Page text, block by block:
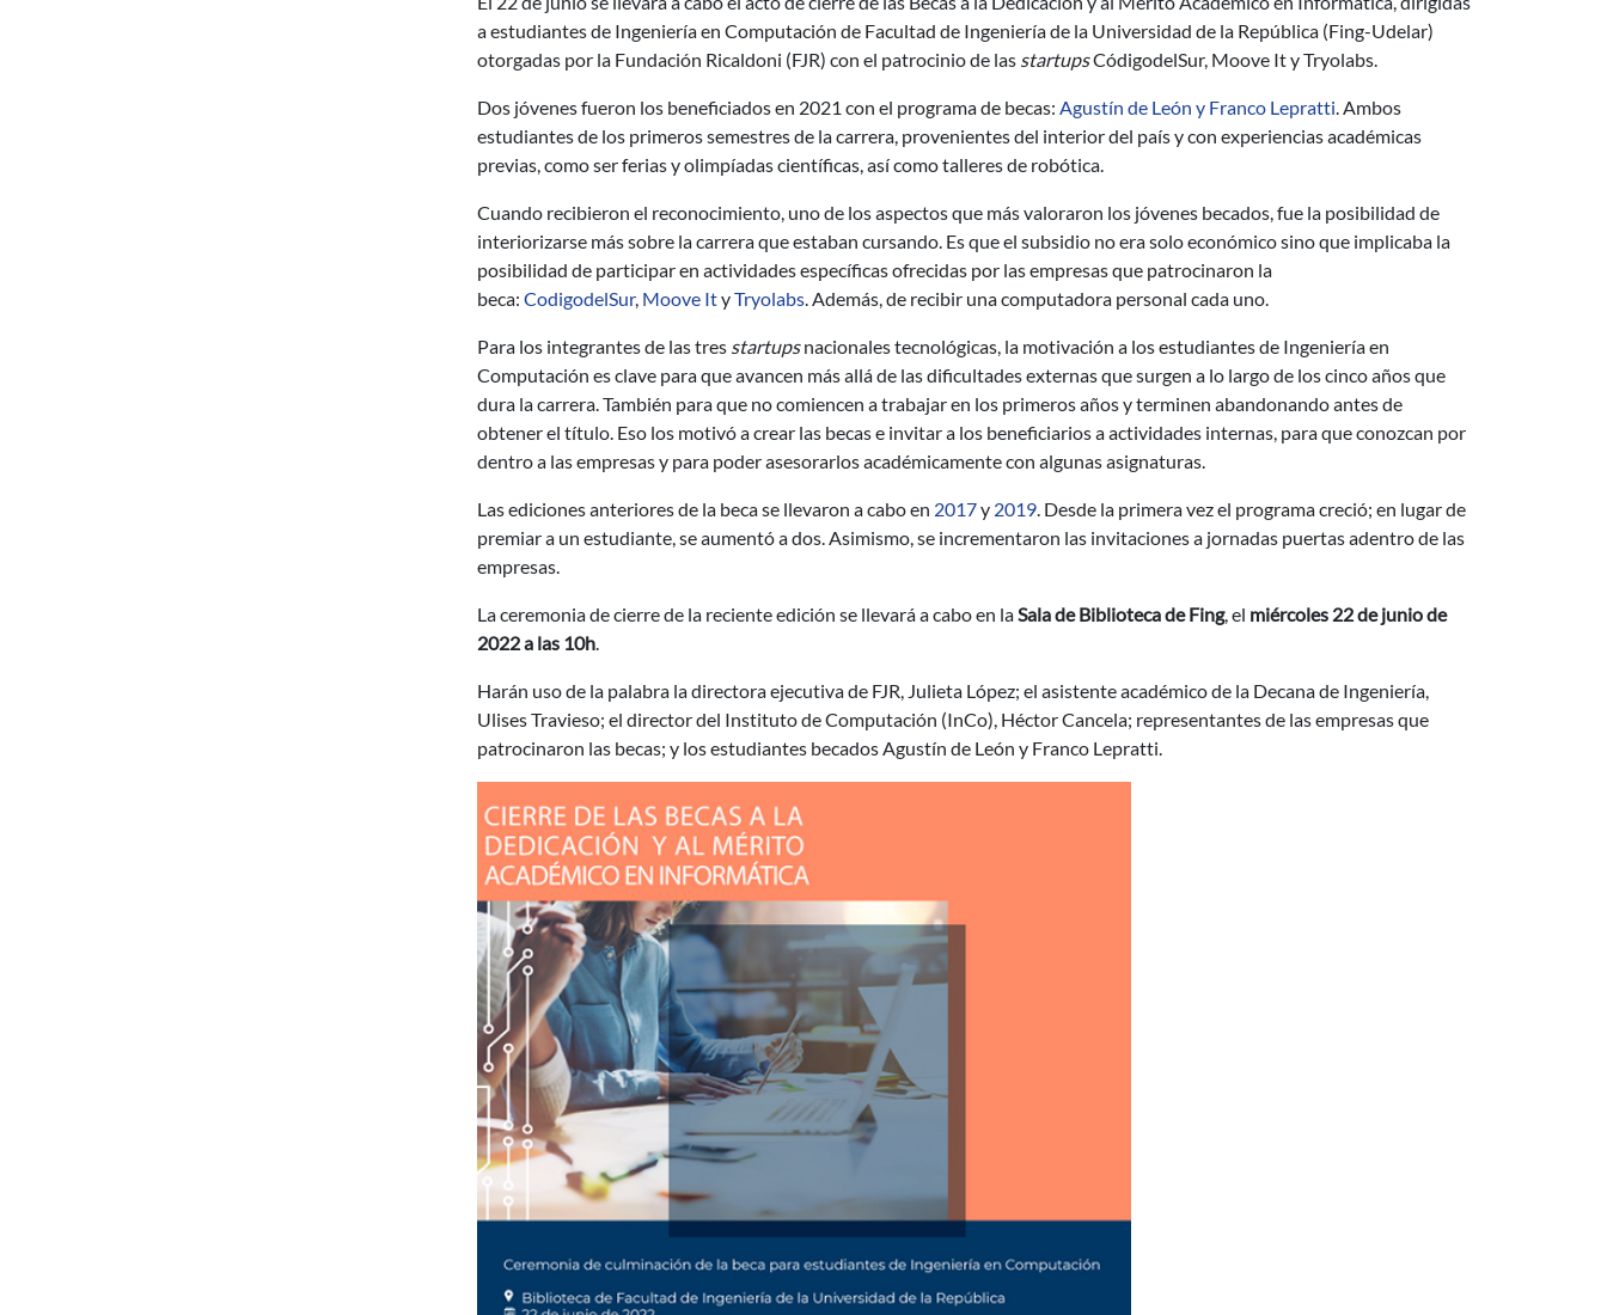
a estudiantes de Ingeniería en Computación de Facultad de Ingeniería de la Universidad de la República (Fing-Udelar)
otorgadas por la Fundación Ricaldoni (FJR) con el patrocinio de las startupsCódigodelSur, Moove It y Tryolabs.
Dos jóvenes fueron los beneficiados en 2021 con el programa de becas: Agustín de León y Franco Lepratti. Ambos
estudiantes de los primeros semestres de la carrera, provenientes del interior del país y con experiencias académicas
previas, como ser ferias y olimpíadas científicas, así como talleres de robótica.
Cuando recibieron el reconocimiento, uno de los aspectos que más valoraron los jóvenes becados, fue la posibilidad de
interiorizarse más sobre la carrera que estaban cursando. Es que el subsidio no era solo económico sino que implicaba la
posibilidad de participar en actividades específicas ofrecidas por las empresas que patrocinaron la
beca: CodigodelSur, Moove ItyTryolabs. Además, de recibir una computadora personal cada uno.
Para los integrantes de las tres startupsnacionales tecnológicas, la motivación a los estudiantes de Ingeniería en
Computación es clave para que avancen más allá de las dificultades externas que surgen a lo largo de los cinco años que
dura la carrera. También para que no comiencen a trabajar en los primeros años y terminen abandonando antes de
obtener el título. Eso los motivó a crear las becas e invitar a los beneficiarios a actividades internas, para que conozcan por
dentro a las empresas y para poder asesorarlos académicamente con algunas asignaturas.
Las ediciones anteriores de la beca se llevaron a cabo en 2017y 2019. Desde la primera vez el programa creció; en lugar de
premiar a un estudiante, se aumentó a dos. Asimismo, se incrementaron las invitaciones a jornadas puertas adentro de las
empresas.
La ceremonia de cierre de la reciente edición se llevará a cabo en laSala de Biblioteca de Fing, el miércoles 22 de junio de
2022 a las 10h.
Harán uso de la palabra la directora ejecutiva de FJR, Julieta López; el asistente académico de la Decana de Ingeniería,
Ulises Travieso; el director del Instituto de Computación (InCo), Héctor Cancela; representantes de las empresas que
patrocinaron las becas; y los estudiantes becados Agustín de León y Franco Lepratti.